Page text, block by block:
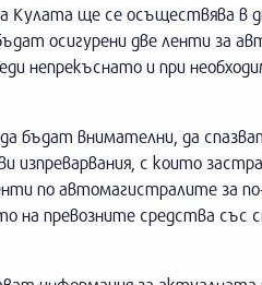
Кулата ще се осъществява
осигурени две ленти за
непрекъснато и при
бъдат внимателни, да
изпреварвания, с които
по автомагистралите за
превозните средства със